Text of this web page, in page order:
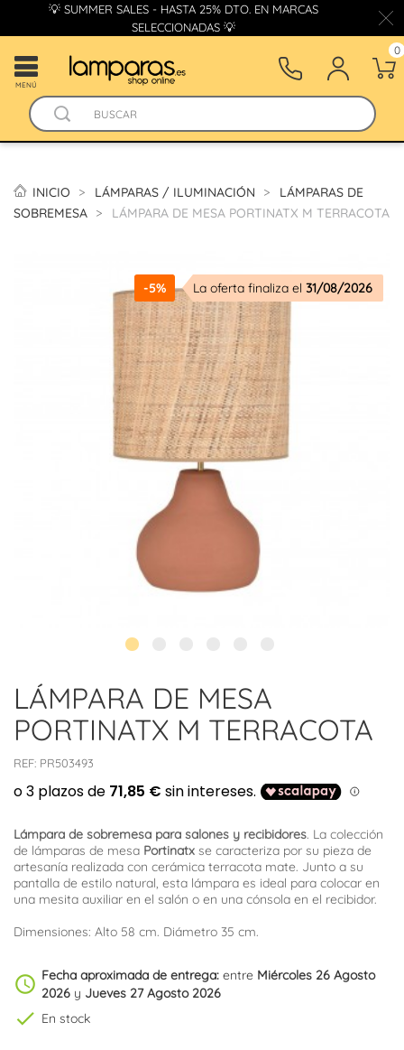
💡 SUMMER SALES - HASTA 25% DTO. EN MARCAS
SELECCIONADAS 💡
MENÚ
0
INICIO LÁMPARAS / ILUMINACIÓN
LÁMPARAS DE
SOBREMESA
LÁMPARA DE MESA PORTINATX M TERRACOTA
-5% La oferta finaliza el 31/08/2026
LÁMPARA DE MESA
PORTINATX M TERRACOTA
REF: PR503493
Lámpara de sobremesa para salones y recibidores. La colección
de lámparas de mesa Portinatx se caracteriza por su pieza de
artesanía realizada con cerámica terracota mate. Junto a su
pantalla de estilo natural, esta lámpara es ideal para colocar en
una mesita auxiliar en el salón o en una cónsola en el recibidor.
Dimensiones: Alto 58 cm. Diámetro 35 cm.
schedule Fecha aproximada de entrega: entre Miércoles 26 Agosto
2026 y Jueves 27 Agosto 2026
check En stock